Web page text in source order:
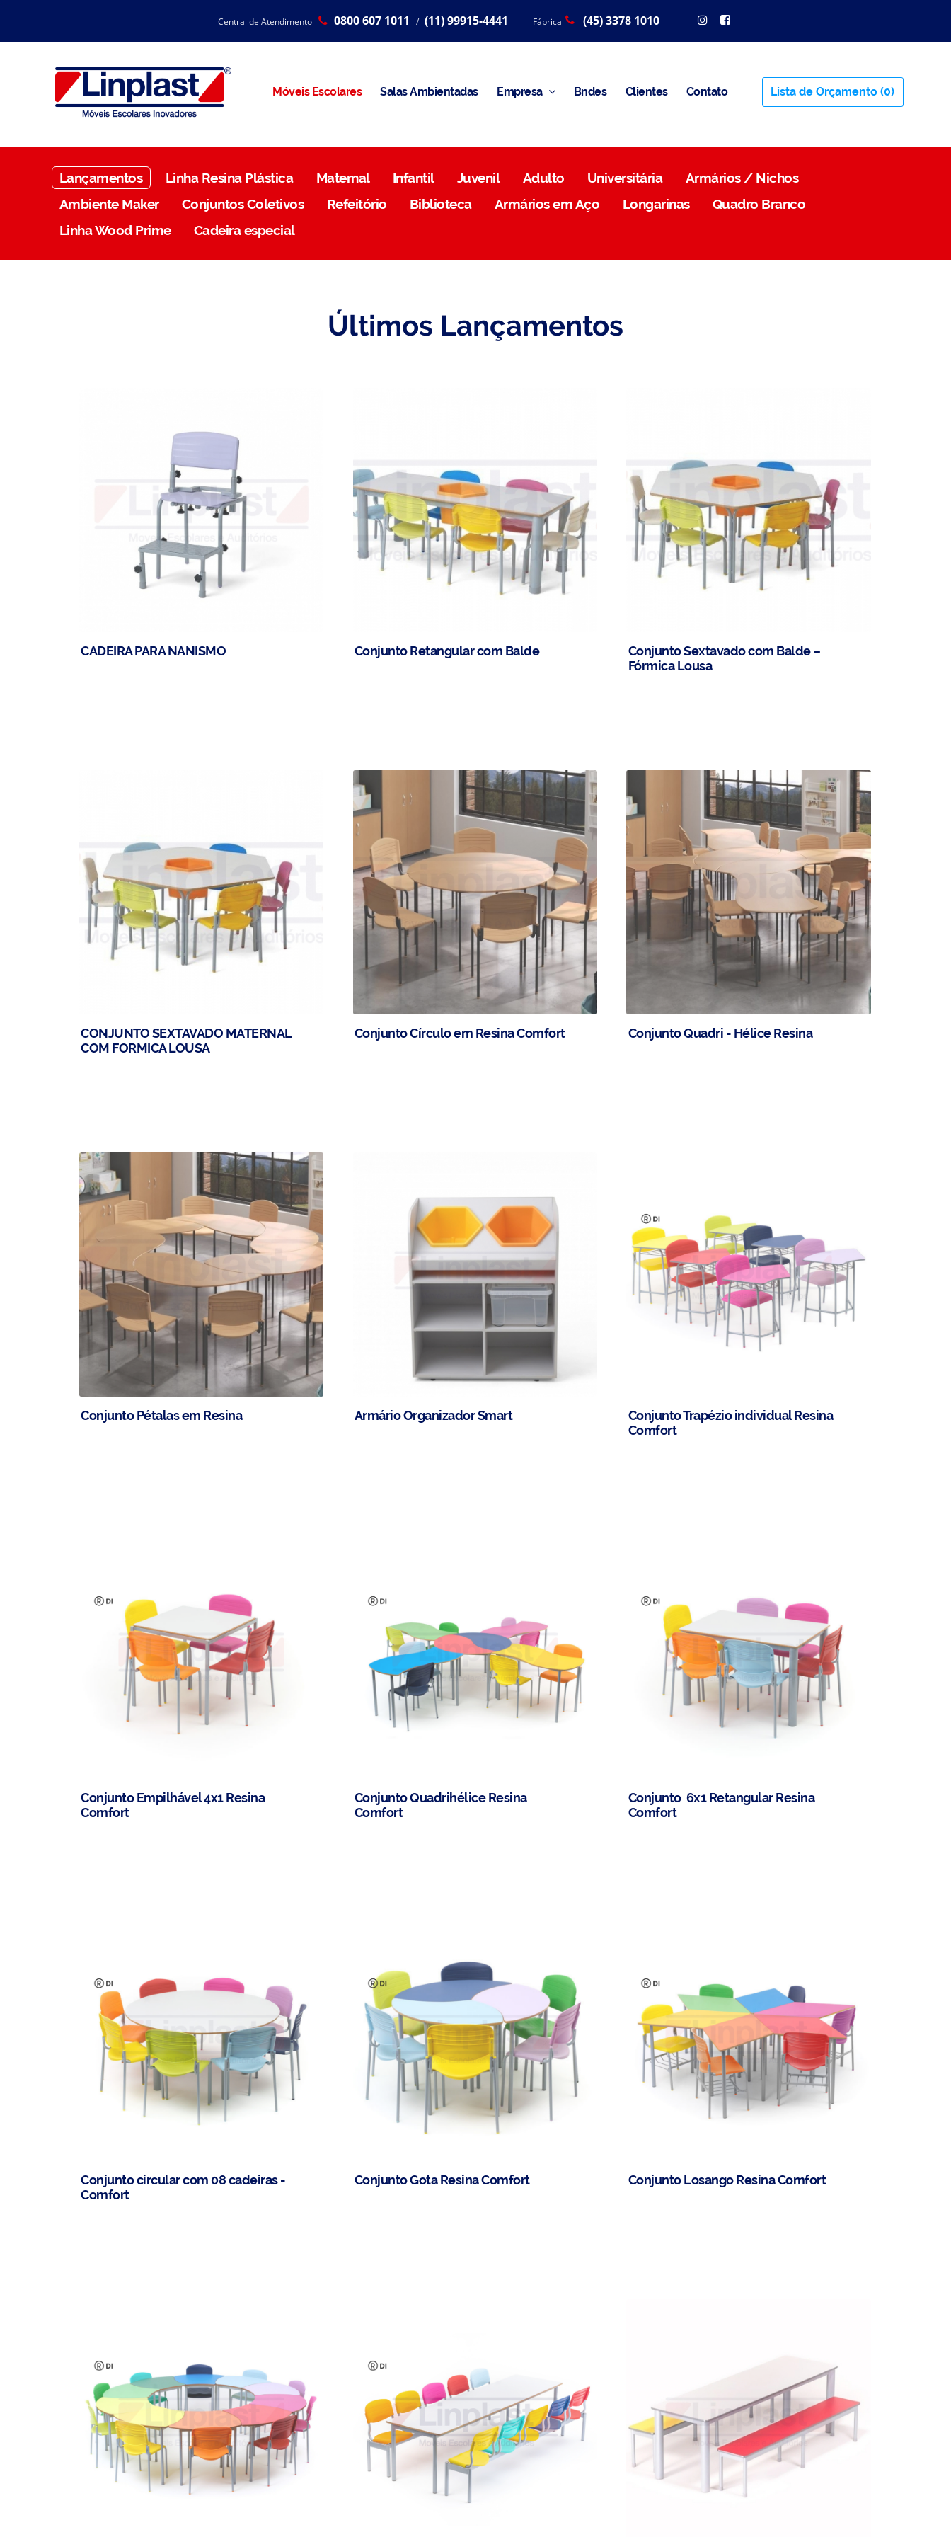
Central de Atendimento 0800 607 1011 / (11) 99915-4441 Fábrica (45) 3378 1010
Móveis Escolares Salas Ambientadas Empresa Bndes Clientes Contato Lista de Orçamento (0)
Lançamentos Linha Resina Plástica Maternal Infantil Juvenil Adulto Universitária
Armários / Nichos
Ambiente Maker
Conjuntos Coletivos Refeitório Biblioteca Armários em Aço Longarinas
Quadro Branco
Linha Wood Prime
Cadeira especial
Últimos Lançamentos
CADEIRA PARA NANISMO Conjunto Retangular com Balde
Conjunto Sextavado com Balde –
Fórmica Lousa
CONJUNTO SEXTAVADO MATERNAL
COM FORMICA LOUSA
Conjunto Círculo em Resina Comfort Conjunto Quadri - Hélice Resina
Conjunto Pétalas em Resina Armário Organizador Smart
Conjunto Trapézio individual Resina
Comfort
Conjunto Empilhável 4x1 Resina
Comfort
Conjunto Quadrihélice Resina
Comfort
Conjunto 6x1 Retangular Resina
Comfort
Conjunto circular com 08 cadeiras -
Comfort
Conjunto Gota Resina Comfort Conjunto Losango Resina Comfort
Linha Resina Plástica
Universitária
Armários / Nichos
SOBRE A EMPRESA